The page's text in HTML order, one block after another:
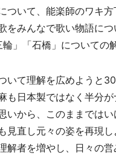
いて、能楽師のワキ
をみんなで歌い物語に
」「石橋」についての
て理解を広めようと
も日本製ではなく半分
いから、このままでは
見直し元々の姿を再現
解者を増やし、日々の